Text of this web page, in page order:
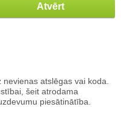
Atvērt
atslēgas vai koda.
šeit atrodama
piesātinātība.